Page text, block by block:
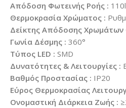
Απόδοση Φωτεινής Ροής :
Θερμοκρασία Χρώματος :
Δείκτης Απόδοσης Χρωμάτων
Γωνία Δέσμης : 360°
Τύπος LED : SMD
Δυνατότητες & Λειτουργίες :
Βαθμός Προστασίας : IP20
Εύρος Θερμοκρασίας
Ονομαστική Διάρκεια Ζωής :